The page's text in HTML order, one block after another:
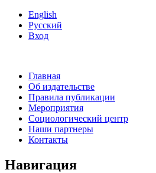
English
Русский
Вход
Главная
Об издательстве
Правила публикации
Мероприятия
Социологический центр
Наши партнеры
Контакты
Навигация